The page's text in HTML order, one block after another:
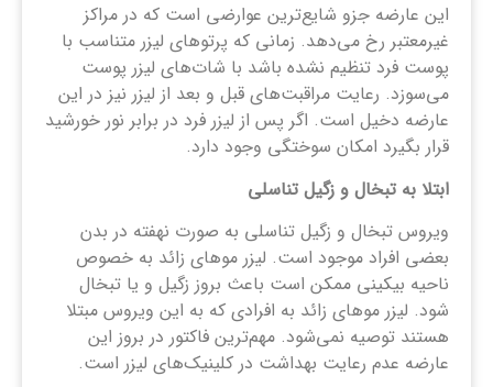
این عارضه جزو شایع‌ترین عوارضی است که در مراکز
غیرمعتبر رخ می‌دهد. زمانی که پرتوهای لیزر متناسب با
پوست فرد تنظیم نشده باشد با شات‌های لیزر پوست
می‌سوزد. رعایت مراقبت‌های قبل و بعد از لیزر نیز در این
عارضه دخیل است. اگر پس از لیزر فرد در برابر نور خورشید
قرار بگیرد امکان سوختگی وجود دارد.
ابتلا به تبخال و زگیل تناسلی
ویروس تبخال و زگیل تناسلی به صورت نهفته در بدن
بعضی افراد موجود است. لیزر موهای زائد به خصوص
ناحیه بیکینی ممکن است باعث بروز زگیل و یا تبخال
شود. لیزر موهای زائد به افرادی که به این ویروس مبتلا
هستند توصیه نمی‌شود. مهم‌ترین فاکتور در بروز این
عارضه عدم رعایت بهداشت در کلینیک‌های لیزر است.